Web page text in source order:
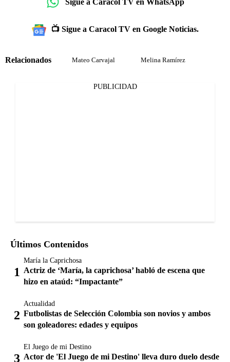
📺 Sigue a Caracol TV en Google Noticias.
Relacionados Mateo Carvajal Melina Ramírez
PUBLICIDAD
Últimos Contenidos
María la Caprichosa
Actriz de ‘María, la caprichosa’ habló de escena que
hizo en ataúd: “Impactante”
Actualidad
Futbolistas de Selección Colombia son novios y ambos
son goleadores: edades y equipos
El Juego de mi Destino
Actor de 'El Juego de mi Destino' lleva duro duelo desde